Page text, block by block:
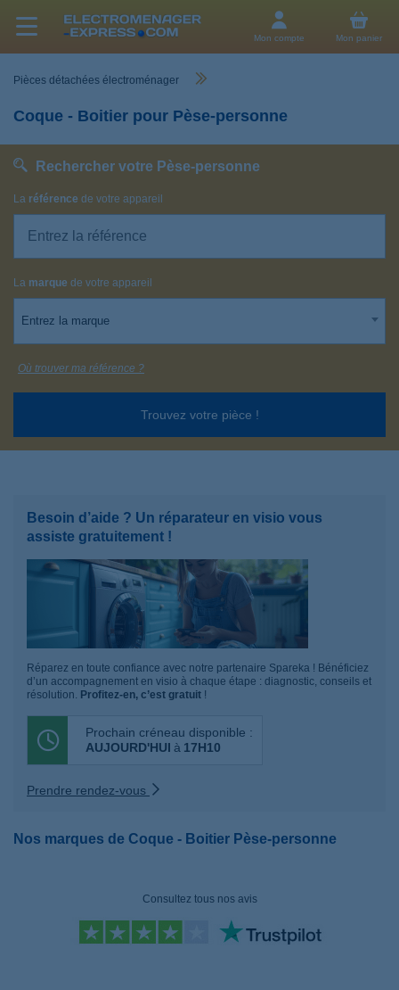
Mon compte Mon panier
Pièces détachées électroménager
Coque - Boitier pour Pèse-personne
Rechercher votre Pèse-personne
La référence de votre appareil
La marque de votre appareil
Entrez la marque
Trouvez votre pièce !
Où trouver ma référence ?
Besoin d’aide ? Un réparateur en visio vous
assiste gratuitement !
Réparez en toute confiance avec notre partenaire Spareka ! Bénéficiez
d’un accompagnement en visio à chaque étape : diagnostic, conseils et
résolution. Profitez-en, c’est gratuit !
Prochain créneau disponible :
AUJOURD'HUI à 17H10
Prendre rendez-vous
Nos marques de Coque - Boitier Pèse-personne
Consultez tous nos avis